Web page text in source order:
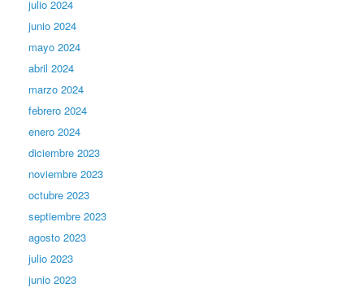
julio 2024
junio 2024
mayo 2024
abril 2024
marzo 2024
febrero 2024
enero 2024
diciembre 2023
noviembre 2023
octubre 2023
septiembre 2023
agosto 2023
julio 2023
junio 2023